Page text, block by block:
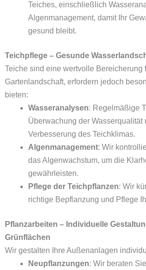
Teiches, einschließlich
Algenmanagement, damit Ihr
gesund bleibt.
Teichpflege – Gesunde
Teiche sind eine wertvolle Bereicherung
Gartenlandschaft, erfordern jedoch
bieten:
Wasseranalysen: Regelmäßige
Überwachung der Wasserqualität
Verbesserung des Teichklimas.
Algenmanagement: Wir
das Algenwachstum, um die
gewährleisten.
Pflege der Teichpflanzen: Wir
richtige Bepflanzung und Pflege
Pflanzarbeiten – Individuelle
Grünflächen
Wir gestalten Ihre Außenanlagen
Neupflanzungen: Wir beraten